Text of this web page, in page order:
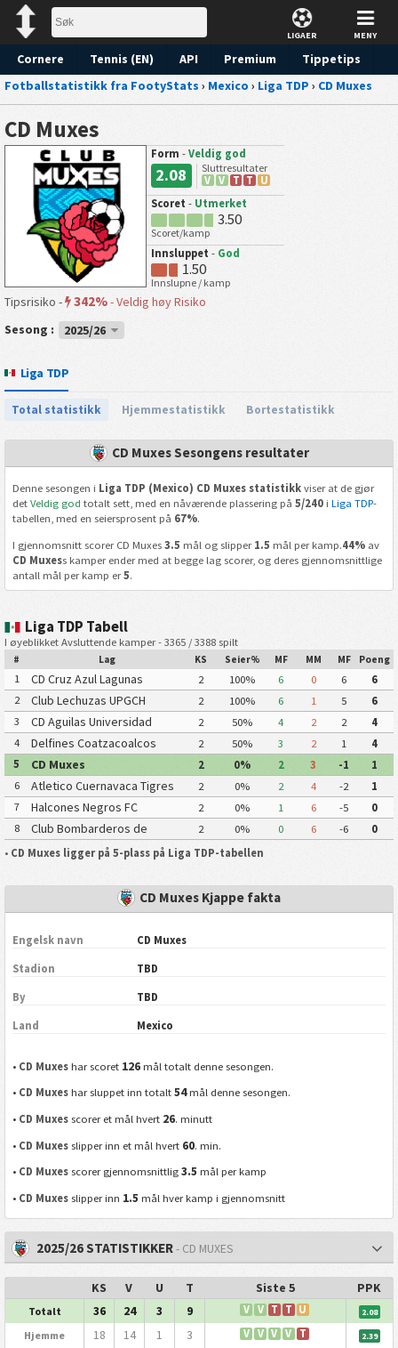
LIGAER MENY
Cornere Tennis (EN) API Premium
Tippetips
Fotballstatistikk fra FootyStats › Mexico › Liga TDP › CD Muxes
CD Muxes
Form - Veldig god
2.08
Sluttresultater
V
V T T
U
Scoret - Utmerket
3.50
Scoret/kamp
Innsluppet - God
1.50
Innslupne / kamp
Tipsrisiko - 342%-Veldig høy Risiko
Sesong :
2025/26
Liga TDP
Total statistikk Hjemmestatistikk Bortestatistikk
CD Muxes Sesongens resultater
Denne sesongen i Liga TDP (Mexico) CD Muxes statistikkviser at de gjør
det Veldig god totalt sett, med en nåværende plassering på 5/240i Liga TDP-
tabellen, med en seiersprosent på 67%.
I gjennomsnitt scorer CD Muxes 3.5 mål og slipper 1.5 mål per kamp.44%av
CD Muxess kamper ender med at begge lag scorer, og deres gjennomsnittlige
antall mål per kamp er5.
Liga TDP Tabell
I øyeblikket Avsluttende kamper - 3365 / 3388 spilt
# Lag KS Seier% MF MM MF Poeng
1 CD Cruz Azul Lagunas 2 100% 6 0 6
6
2
Club Lechuzas UPGCH 2 100% 6 1 5
6
3
CD Aguilas Universidad
Autonoma de Guerrero
2 50% 4 2 2
4
4
Delfines Coatzacoalcos 2 50% 3 2 1
4
5
CD Muxes 2 0% 2 3 -1
1
6
Atletico Cuernavaca Tigres
Yautepec
2 0% 2 4 -2
1
7
Halcones Negros FC 2 0% 1 6 -5
0
8
Club Bombarderos de
Tecamac
2 0% 0 6 -6
0
• CD Muxes ligger på 5-plass på Liga TDP-tabellen
CD Muxes Kjappe fakta
Engelsk navn CD Muxes
Stadion TBD
By TBD
Land Mexico
• CD Muxes har scoret 126 mål totalt denne sesongen.
• CD Muxes har sluppet inn totalt54mål denne sesongen.
• CD Muxes scorer et mål hvert 26. minutt
• CD Muxes slipper inn et mål hvert 60. min.
• CD Muxes scorer gjennomsnittlig3.5 mål per kamp
• CD Muxes slipper inn 1.5 mål hver kamp i gjennomsnitt
2025/26 STATISTIKKER- CD MUXES
KS V U T Siste 5 PPK
Totalt 36 24 3 9 V V T T U 2.08
Hjemme 18 14 1 3 V V V V T 2.39